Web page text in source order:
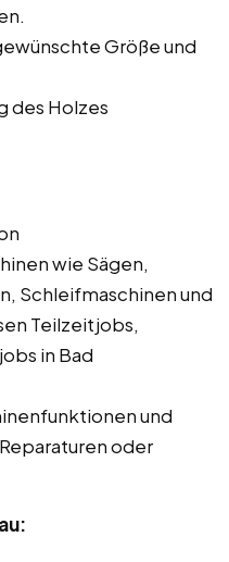
Größe und
des Holzes
wie Sägen,
Schleifmaschinen und
Teilzeitjobs,
in Bad
und
oder